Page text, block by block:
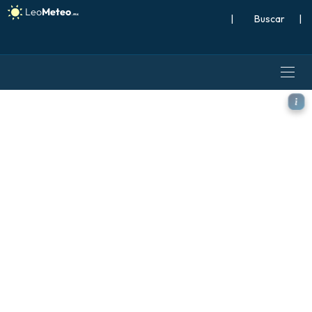
| |
GFS modelo - Brasil, Viento